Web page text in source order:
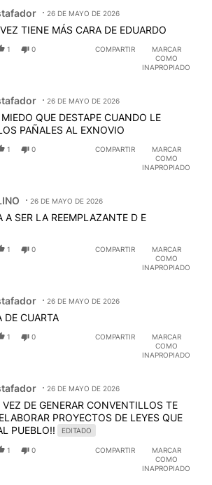
26 DE MAYO DE 2026
TIENE MÁS CARA DE EDUARDO
1 0 COMPARTIR
MARCAR
COMO
INAPROPIADO
26 DE MAYO DE 2026
QUE DESTAPE CUANDO LE
PAÑALES AL EXNOVIO
1 0 COMPARTIR
MARCAR
COMO
INAPROPIADO
26 DE MAYO DE 2026
A SER LA REEMPLAZANTE D E
1 0 COMPARTIR
MARCAR
COMO
INAPROPIADO
26 DE MAYO DE 2026
DE CUARTA
1 0 COMPARTIR
MARCAR
COMO
INAPROPIADO
26 DE MAYO DE 2026
VEZ DE GENERAR CONVENTILLOS TE
PROYECTOS DE LEYES QUE
PUEBLO!!
EDITADO
1 0 COMPARTIR
MARCAR
COMO
INAPROPIADO